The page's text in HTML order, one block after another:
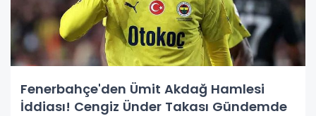
Fenerbahçe'den Ümit Akdağ Hamlesi
İddiası! Cengiz Ünder Takası Gündemde